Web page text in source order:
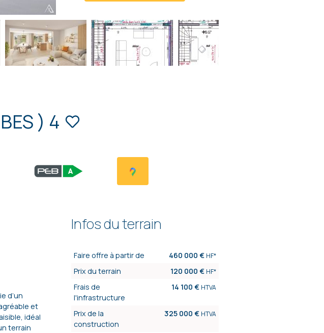
) 4
d’un
et
idéal
terrain
Infos du terrain
Faire offre à partir de 460 000 € HF*
Prix du terrain 120 000 € HF*
Frais de
l'infrastructure
14 100 € HTVA
Prix de la
construction
325 000 € HTVA